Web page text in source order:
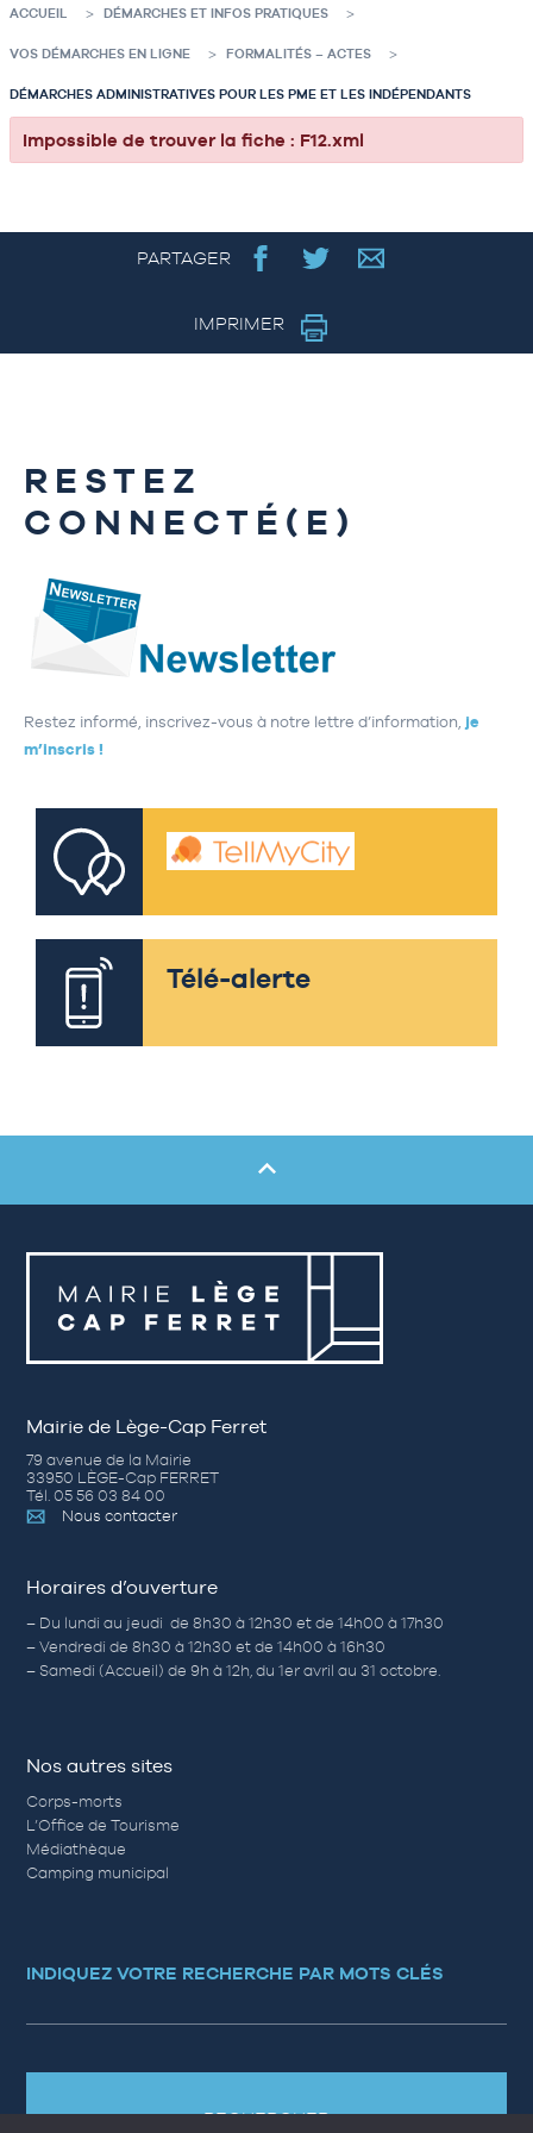
ACCUEIL DÉMARCHES ET INFOS PRATIQUES
VOS DÉMARCHES EN LIGNE FORMALITÉS – ACTES
DÉMARCHES ADMINISTRATIVES POUR LES PME ET LES INDÉPENDANTS
Impossible de trouver la fiche : F12.xml
PARTAGER
IMPRIMER
RESTEZ
CONNECTÉ(E)
Restez informé, inscrivez-vous à notre lettre d’information, je
m’inscris !
Télé-alerte
Mairie de Lège-Cap Ferret
79 avenue de la Mairie
33950 LÈGE-Cap FERRET
Tél. 05 56 03 84 00
Nous contacter
Horaires d’ouverture
– Du lundi au jeudi de 8h30 à 12h30 et de 14h00 à 17h30
– Vendredi de 8h30 à 12h30 et de 14h00 à 16h30
– Samedi (Accueil) de 9h à 12h, du 1er avril au 31 octobre.
Nos autres sites
Corps-morts
L’Office de Tourisme
Médiathèque
Camping municipal
INDIQUEZ VOTRE RECHERCHE PAR MOTS CLÉS
RECHERCHER